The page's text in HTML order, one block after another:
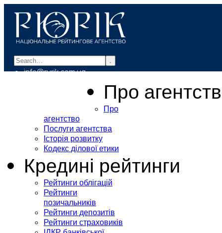
.
info@rurik.com.ua
Про
Про
агентство
Послуги агентства
Історія розвитку
Кодекс ділової етики
Кредині рейтинги
Рейтинги облігацій
Рейтинги
позичальників
Рейтинги депозитів
Рейтинги страховиків